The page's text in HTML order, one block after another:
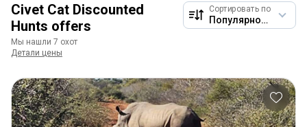
Civet Cat Discounted
Hunts offers
Мы нашли 7 охот
Детали цены
Сортировать по